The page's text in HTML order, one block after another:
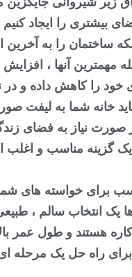
را به آخرین
راه حل یک مرحله ای